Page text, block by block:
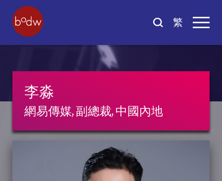
繁
李淼
網易傳媒, 副總裁, 中國內地